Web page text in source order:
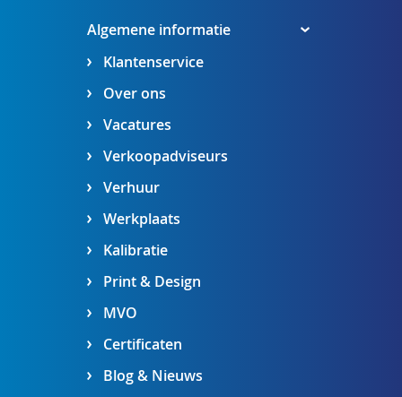
Algemene informatie
Klantenservice
Over ons
Vacatures
Verkoopadviseurs
Verhuur
Werkplaats
Kalibratie
Print & Design
MVO
Certificaten
Blog & Nieuws